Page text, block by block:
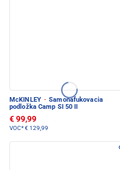
McKINLEY · Samonafukovacia
podložka Camp SI 50 II
€ 99,99
VOC*€ 129,99